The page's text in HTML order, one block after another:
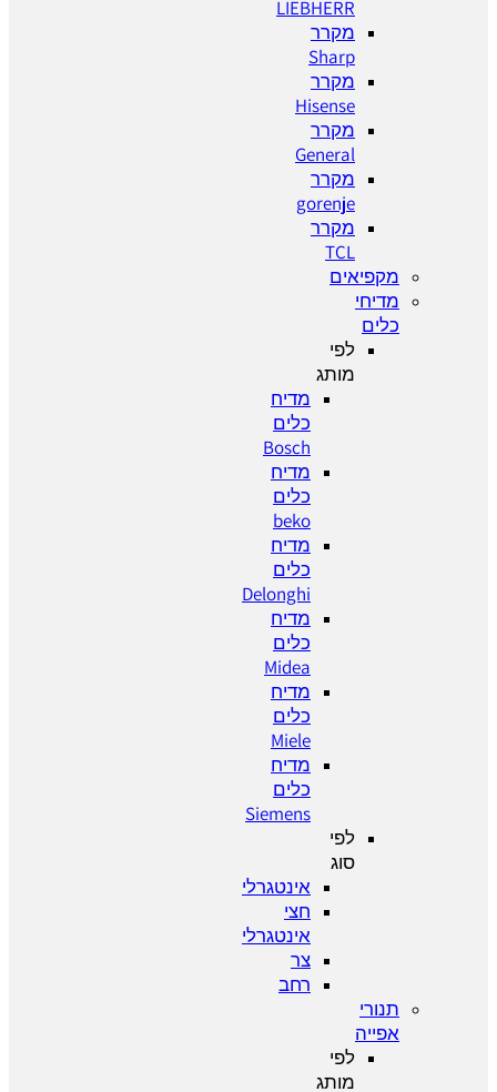
LIEBHERR
מקרר
Sharp
מקרר
Hisense
מקרר
General
מקרר
gorenje
מקרר
מקפיאים
מדיחי
לפי
מדיח
Bosch
מדיח
מדיח
Delonghi
מדיח
Midea
מדיח
מדיח
Siemens
לפי
אינטגרלי
חצי
אינטגרלי
רחב
תנורי
אפייה
לפי